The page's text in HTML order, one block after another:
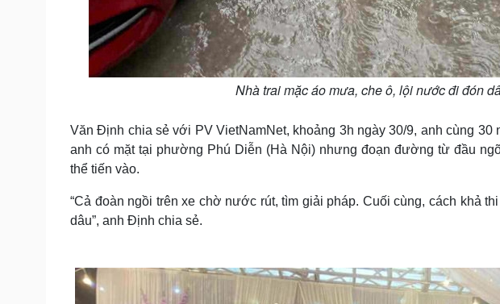
Nhà trai mặc áo mưa, che ô, lội nước đi đón
Văn Định chia sẻ với PV VietNamNet, khoảng 3h ngày 30/9, anh cùng
anh có mặt tại phường Phú Diễn (Hà Nội) nhưng đoạn đường từ đầu
thể tiến vào.
“Cả đoàn ngồi trên xe chờ nước rút, tìm giải pháp. Cuối cùng, cách khả
dâu”, anh Định chia sẻ.